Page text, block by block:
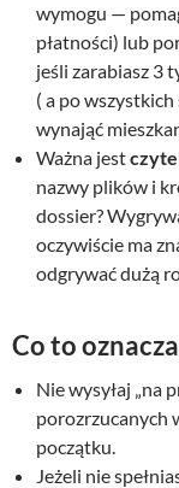
wymogu —
płatności) lub
jeśli zarabiasz 3
( a po
wynająć
Ważna jest
nazwy plików i
dossier?
oczywiście ma
odgrywać dużą
Co to
Nie wysyłaj „na
porozrzucanych
początku.
Jeżeli nie